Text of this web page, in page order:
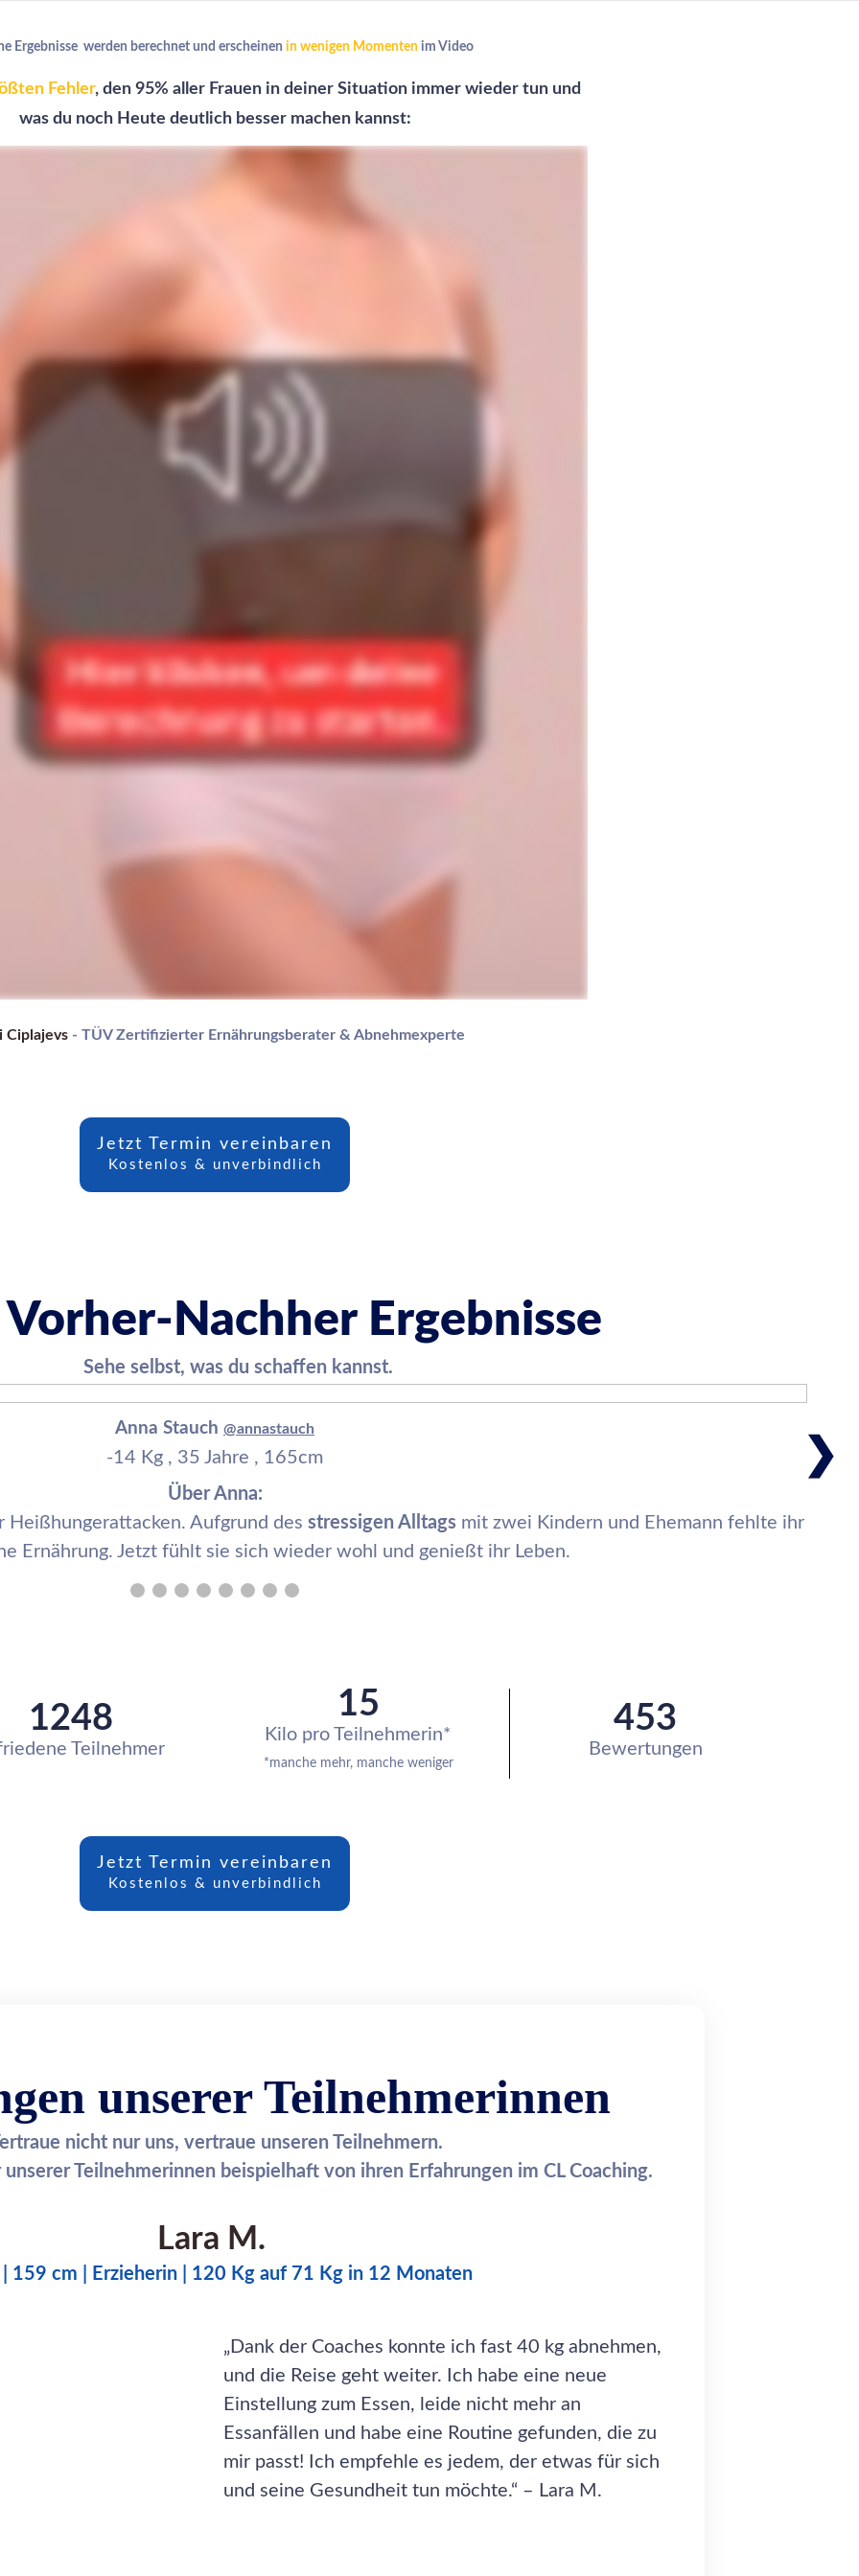
Ergebnisse werden berechnet und erscheinen in wenigen Momenten im Video
Fehler, den 95% aller Frauen in deiner Situation immer wieder tun und
was du noch Heute deutlich besser machen kannst:
Ciplajevs - TÜV Zertifizierter Ernährungsberater & Abnehmexperte
Jetzt Termin vereinbaren
Kostenlos & unverbindlich
Vorher-Nachher Ergebnisse
Sehe selbst, was du schaffen kannst.
Anna Stauch @annastauch
-14 Kg , 35 Jahre , 165cm
Über Anna:
Heißhungerattacken. Aufgrund des stressigen Alltags mit zwei Kindern und Ehemann fehlte ihr
Ernährung. Jetzt fühlt sie sich wieder wohl und genießt ihr Leben.
❯
1248
Teilnehmer
15
Kilo pro Teilnehmerin*
*manche mehr, manche weniger
453
Bewertungen
Jetzt Termin vereinbaren
Kostenlos & unverbindlich
unserer Teilnehmerinnen
nicht nur uns, vertraue unseren Teilnehmern.
Teilnehmerinnen beispielhaft von ihren Erfahrungen im CL Coaching.
Lara M.
| 159 cm | Erzieherin | 120 Kg auf 71 Kg in 12 Monaten
„Dank der Coaches konnte ich fast 40 kg abnehmen,
und die Reise geht weiter. Ich habe eine neue
Einstellung zum Essen, leide nicht mehr an
Essanfällen und habe eine Routine gefunden, die zu
mir passt! Ich empfehle es jedem, der etwas für sich
und seine Gesundheit tun möchte.“ – Lara M.